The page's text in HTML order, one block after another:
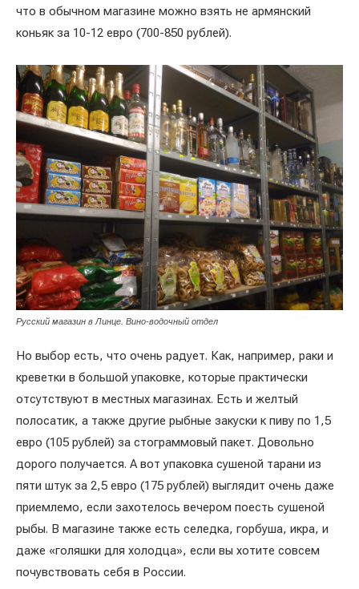
что в обычном магазине можно взять не армянский
коньяк за 10-12 евро (700-850 рублей).
Русский магазин в Линце. Вино-водочный отдел
Но выбор есть, что очень радует. Как, например, раки и
креветки в большой упаковке, которые практически
отсутствуют в местных магазинах. Есть и желтый
полосатик, а также другие рыбные закуски к пиву по 1,5
евро (105 рублей) за стограммовый пакет. Довольно
дорого получается. А вот упаковка сушеной тарани из
пяти штук за 2,5 евро (175 рублей) выглядит очень даже
приемлемо, если захотелось вечером поесть сушеной
рыбы. В магазине также есть селедка, горбуша, икра, и
даже «голяшки для холодца», если вы хотите совсем
почувствовать себя в России.